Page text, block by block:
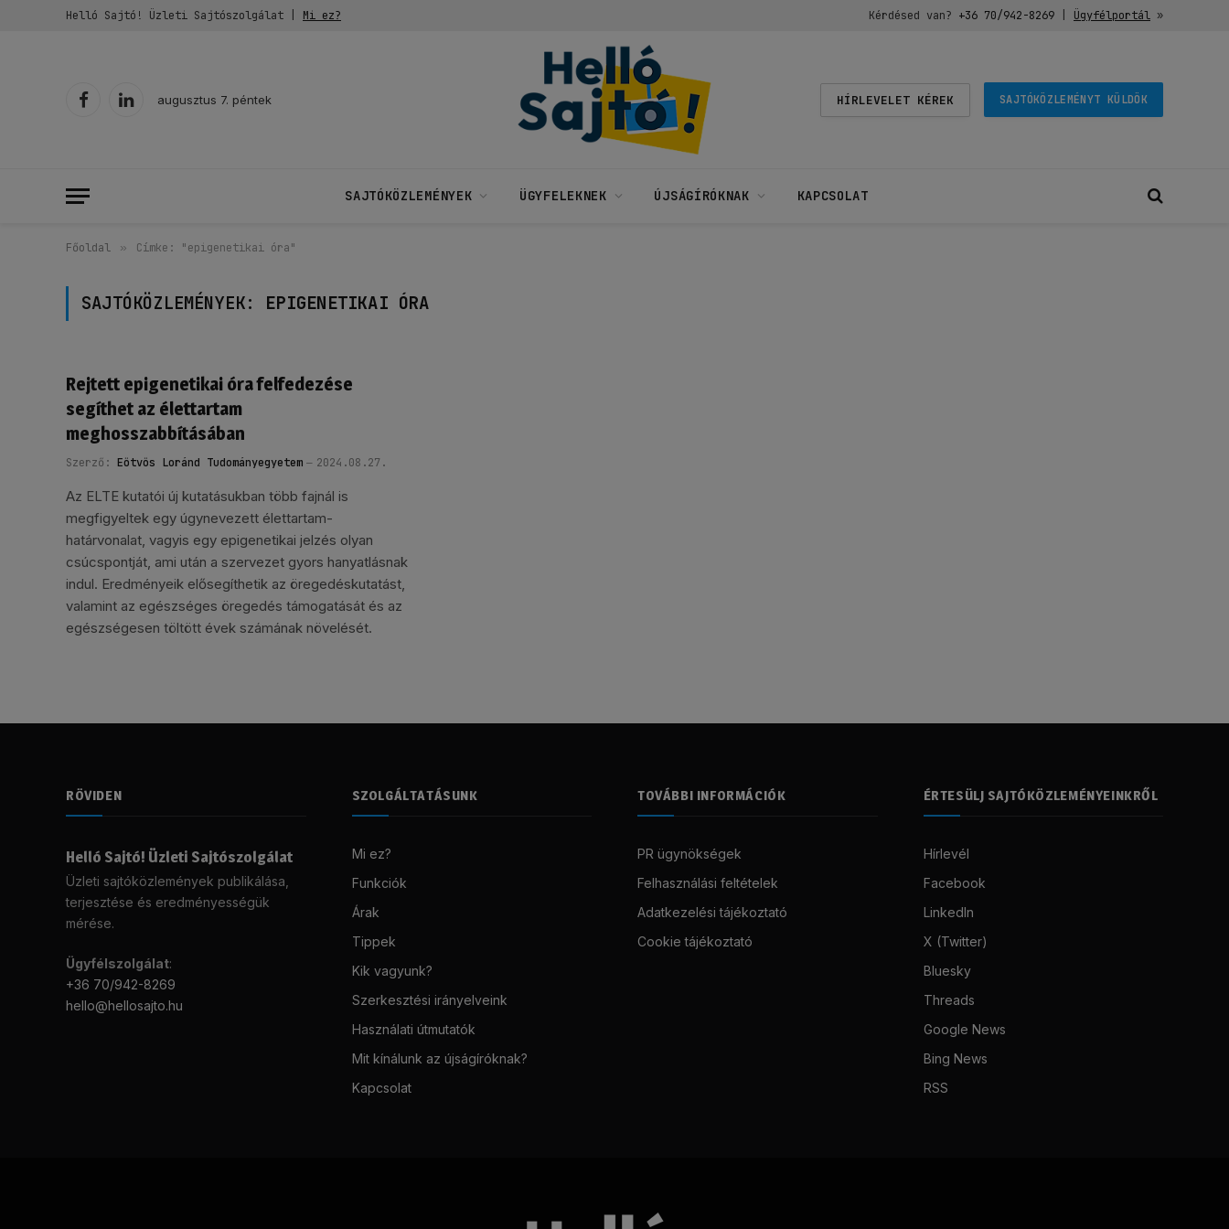
Helló Sajtó! Üzleti Sajtószolgálat | Mi ez? Kérdésed van? +36 70/942-8269| Ügyfélportál»
FacebookLinkedIn
augusztus 7. péntek HÍRLEVELET KÉREK SAJTÓKÖZLEMÉNYT KÜLDÖK
SAJTÓKÖZLEMÉNYEK ÜGYFELEKNEK ÚJSÁGÍRÓKNAK KAPCSOLAT
Főoldal » Címke: "epigenetikai óra"
SAJTÓKÖZLEMÉNYEK: EPIGENETIKAI ÓRA
Rejtett epigenetikai óra felfedezése
segíthet az élettartam
meghosszabbításában
Szerző: Eötvös Loránd Tudományegyetem 2024.08.27.
Az ELTE kutatói új kutatásukban több fajnál is
megfigyeltek egy úgynevezett élettartam-
határvonalat, vagyis egy epigenetikai jelzés olyan
csúcspontját, ami után a szervezet gyors hanyatlásnak
indul. Eredményeik elősegíthetik az öregedéskutatást,
valamint az egészséges öregedés támogatását és az
egészségesen töltött évek számának növelését.
RÖVIDEN
Helló Sajtó! Üzleti Sajtószolgálat
Üzleti sajtóközlemények publikálása,
terjesztése és eredményességük
mérése.
Ügyfélszolgálat:
+36 70/942-8269
hello@hellosajto.hu
SZOLGÁLTATÁSUNK
Mi ez?
Funkciók
Árak
Tippek
Kik vagyunk?
Szerkesztési irányelveink
Használati útmutatók
Mit kínálunk az újságíróknak?
Kapcsolat
TOVÁBBI INFORMÁCIÓK
PR ügynökségek
Felhasználási feltételek
Adatkezelési tájékoztató
Cookie tájékoztató
ÉRTESÜLJ SAJTÓKÖZLEMÉNYEINKRŐL
Hírlevél
Facebook
LinkedIn
X (Twitter)
Bluesky
Threads
Google News
Bing News
RSS